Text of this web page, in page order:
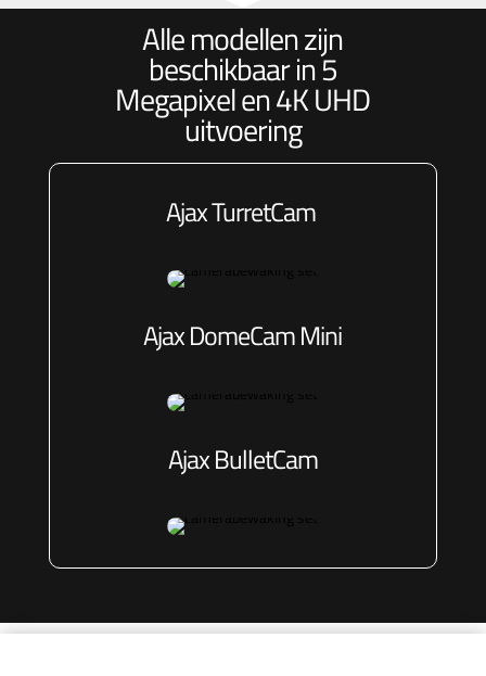
Alle modellen zijn
beschikbaar in 5
Megapixel en 4K UHD
uitvoering
Ajax TurretCam
Ajax DomeCam Mini
Ajax BulletCam